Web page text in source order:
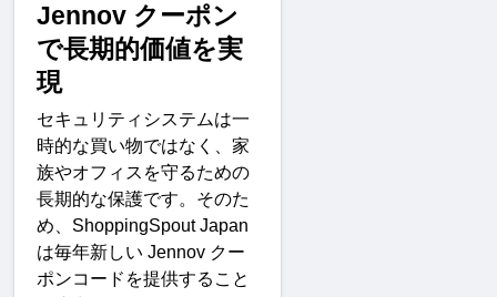
Jennov クーポン
で長期的価値を実
現
セキュリティシステムは一
時的な買い物ではなく、家
族やオフィスを守るための
長期的な保護です。そのた
め、
は毎年新しい Jennov クー
ポンコードを提供すること